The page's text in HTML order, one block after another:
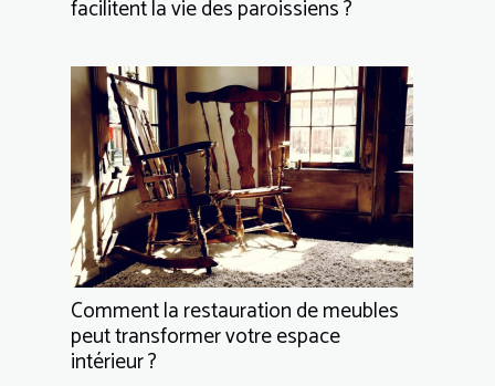
facilitent la vie des paroissiens ?
Comment la restauration de meubles
peut transformer votre espace
intérieur ?